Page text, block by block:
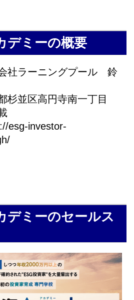
デミーの概要
社ラーニングプール 鈴
杉並区高円寺南一丁目
esg-investor-
デミーのセールス